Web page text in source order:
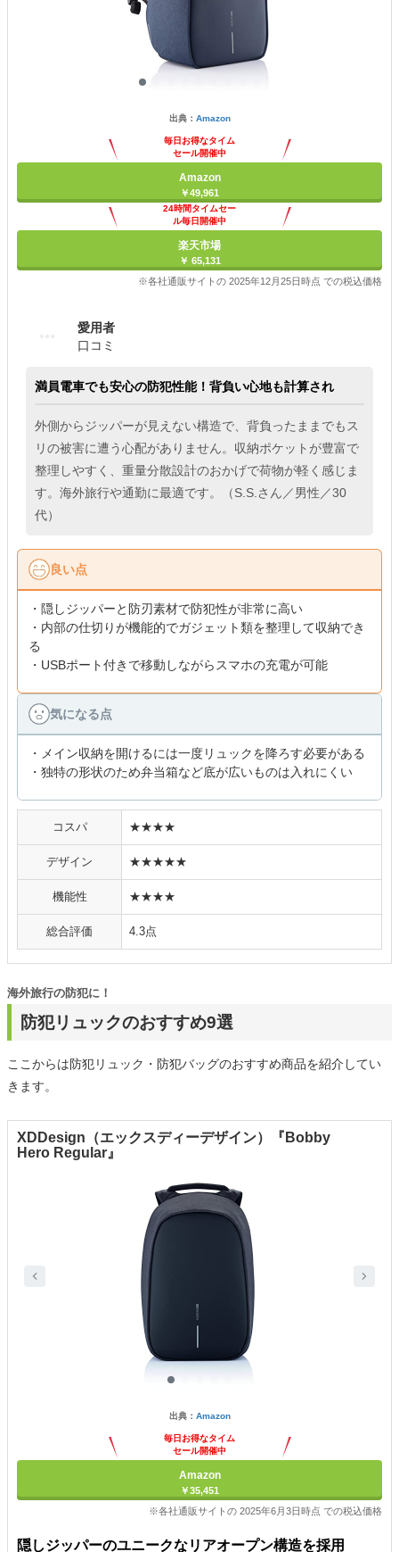
出典： Amazon
毎日お得なタイム
セール開催中
Amazon
￥49,961
24時間タイムセー
ル毎日開催中
楽天市場
￥ 65,131
※各社通販サイトの 2025年12月25日時点 での税込価格
愛用者
口コミ
満員電車でも安心の防犯性能！背負い心地も計算され
外側からジッパーが見えない構造で、背負ったままでもス
リの被害に遭う心配がありません。収納ポケットが豊富で
整理しやすく、重量分散設計のおかげで荷物が軽く感じま
す。海外旅行や通勤に最適です。（S.S.さん／男性／30
代）
良い点
・隠しジッパーと防刃素材で防犯性が非常に高い
・内部の仕切りが機能的でガジェット類を整理して収納でき
る
・USBポート付きで移動しながらスマホの充電が可能
気になる点
・メイン収納を開けるには一度リュックを降ろす必要がある
・独特の形状のため弁当箱など底が広いものは入れにくい
コスパ ★★★★
デザイン ★★★★★
機能性 ★★★★
総合評価 4.3点
防犯リュックのおすすめ9選
海外旅行の防犯に！
ここからは防犯リュック・防犯バッグのおすすめ商品を紹介してい
きます。
XDDesign（エックスディーデザイン）『Bobby
Hero Regular』
出典： Amazon
毎日お得なタイム
セール開催中
Amazon
￥35,451
※各社通販サイトの 2025年6月3日時点 での税込価格
隠しジッパーのユニークなリアオープン構造を採用